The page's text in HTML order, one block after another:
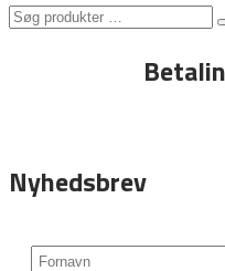
Søg
Nyhedsbrev